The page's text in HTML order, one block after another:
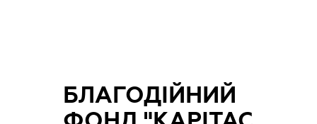
БЛАГОДІЙНИЙ